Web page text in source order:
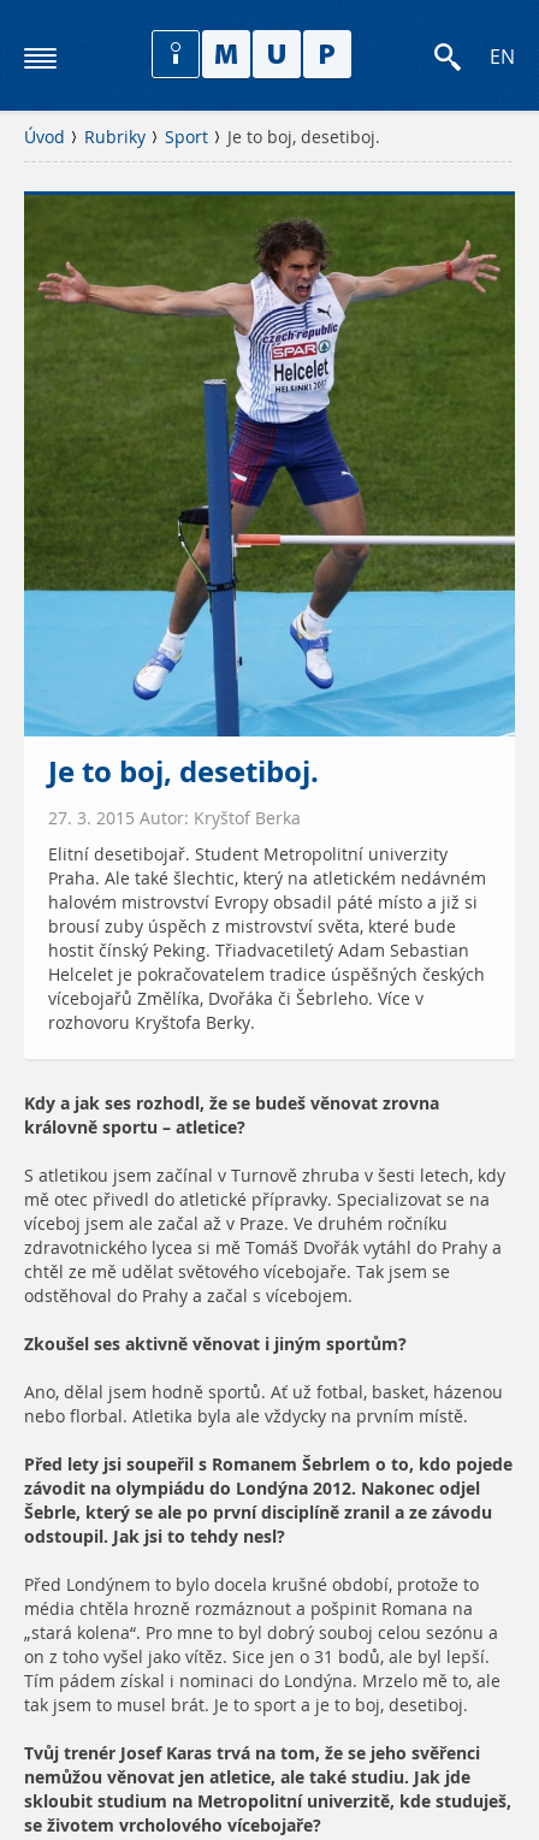
EN
Úvod Rubriky Sport Je to boj, desetiboj.
Je to boj, desetiboj.
27. 3. 2015 Autor: Kryštof Berka
Elitní desetibojař. Student Metropolitní univerzity
Praha. Ale také šlechtic, který na atletickém nedávném
halovém mistrovství Evropy obsadil páté místo a již si
brousí zuby úspěch z mistrovství světa, které bude
hostit čínský Peking. Třiadvacetiletý Adam Sebastian
Helcelet je pokračovatelem tradice úspěšných českých
vícebojařů Změlíka, Dvořáka či Šebrleho. Více v
rozhovoru Kryštofa Berky.
Kdy a jak ses rozhodl, že se budeš věnovat zrovna
královně sportu – atletice?
S atletikou jsem začínal v Turnově zhruba v šesti letech, kdy
mě otec přivedl do atletické přípravky. Specializovat se na
víceboj jsem ale začal až v Praze. Ve druhém ročníku
zdravotnického lycea si mě Tomáš Dvořák vytáhl do Prahy a
chtěl ze mě udělat světového vícebojaře. Tak jsem se
odstěhoval do Prahy a začal s vícebojem.
Zkoušel ses aktivně věnovat i jiným sportům?
Ano, dělal jsem hodně sportů. Ať už fotbal, basket, házenou
nebo florbal. Atletika byla ale vždycky na prvním místě.
Před lety jsi soupeřil s Romanem Šebrlem o to, kdo pojede
závodit na olympiádu do Londýna 2012. Nakonec odjel
Šebrle, který se ale po první disciplíně zranil a ze závodu
odstoupil. Jak jsi to tehdy nesl?
Před Londýnem to bylo docela krušné období, protože to
média chtěla hrozně rozmáznout a pošpinit Romana na
„stará kolena“. Pro mne to byl dobrý souboj celou sezónu a
on z toho vyšel jako vítěz. Sice jen o 31 bodů, ale byl lepší.
Tím pádem získal i nominaci do Londýna. Mrzelo mě to, ale
tak jsem to musel brát. Je to sport a je to boj, desetiboj.
Tvůj trenér Josef Karas trvá na tom, že se jeho svěřenci
nemůžou věnovat jen atletice, ale také studiu. Jak jde
skloubit studium na Metropolitní univerzitě, kde studuješ,
se životem vrcholového vícebojaře?